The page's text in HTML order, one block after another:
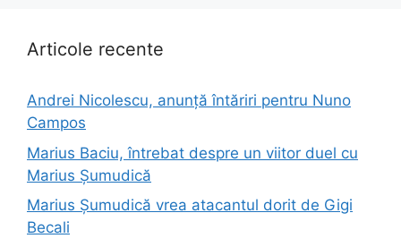
Articole recente
Andrei Nicolescu, anunță întăriri pentru Nuno
Campos
Marius Baciu, întrebat despre un viitor duel cu
Marius Șumudică
Marius Șumudică vrea atacantul dorit de Gigi
Becali